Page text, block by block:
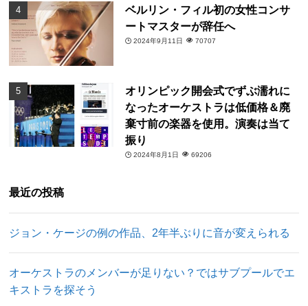
ベルリン・フィル初の女性コンサ
ートマスターが辞任へ
2024年9月11日 70707
オリンピック開会式でずぶ濡れに
なったオーケストラは低価格＆廃
棄寸前の楽器を使用。演奏は当て
振り
2024年8月1日 69206
最近の投稿
ジョン・ケージの例の作品、2年半ぶりに音が変えられる
オーケストラのメンバーが足りない？ではサブプールでエ
キストラを探そう